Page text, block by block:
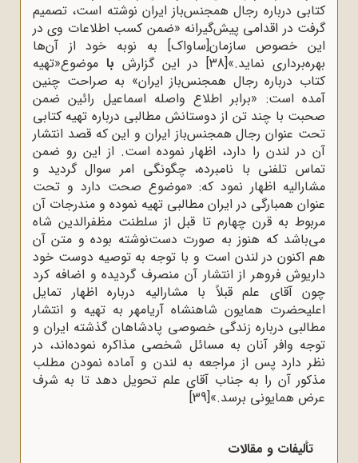
کتابی درباره رجال همجنس‌باز ایران نوشته است، تصمیم
گرفت در اقدامی پیش‌گیرانه «ضمن کسب اطلاعات وی در
این خصوص سازمان[ساواک] به نوبه خود از آن‌ها
بهره‌برداری نماید.»[38] در این گزارش با موضوع«تهیه
کتاب درباره رجال همجنس‌باز ایران» به صراحت چنین
آمده است: «برابر اطلاع واصله اسماعیل رائین ضمن
صحبت با چند تن از دوستانش مطالبی درباره تهیه کتابی
تحت عنوان رجال همجنس‌باز ایران و این که قصد انتشار
آن در لندن را دارد، اظهار نموده است. از این رو ضمن
تماس تلفنی با نامبرده، چگونگی امر سوال گردید و
مشارالیه اظهار نمود که: «موضوع صحت دارد و تحت
عنوان همبارگی در ایران مطالبی تهیه نموده و مندرجات آن
مربوط به قرن چهارم تا قبل از سلطنت مظفرالدین شاه
می‌باشد که هنوز به صورت دست‌نوشته بوده و متن آن
هم اکنون در لندن است و با توجه به توصیه دوست خود
داریوش فروهر از انتشار آن منصرف گردیده و اضافه کرد
چون آقای علم قبلاً با مشارالیه درباره اظهار تمایل
اعلیحضرت همایون شاهنشاه آریامهر به تهیه و انتشار
مطالبی درباره زندگی خصوصی پادشاهان گذشته ایران و
توجه وافر آنان به مسائل شخصی مذاکره نموده‌اند، در
نظر دارد پس از مراجعه به لندن و آماده نمودن مطلب
مذکور آن را به جناب آقای علم تحویل دهد تا به شرف
عرض همایونی برسد.»[39]
تألیفات و مقالات